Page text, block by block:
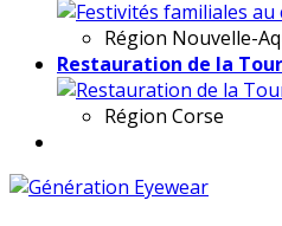
Région Nouvelle-
Restauration de la
Région Corse